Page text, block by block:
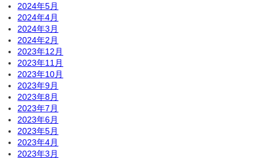
2024年5月
2024年4月
2024年3月
2024年2月
2023年12月
2023年11月
2023年10月
2023年9月
2023年8月
2023年7月
2023年6月
2023年5月
2023年4月
2023年3月